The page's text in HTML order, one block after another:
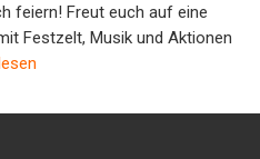
feiern! Freut euch auf eine
Festzelt, Musik und Aktionen
Campingplatz